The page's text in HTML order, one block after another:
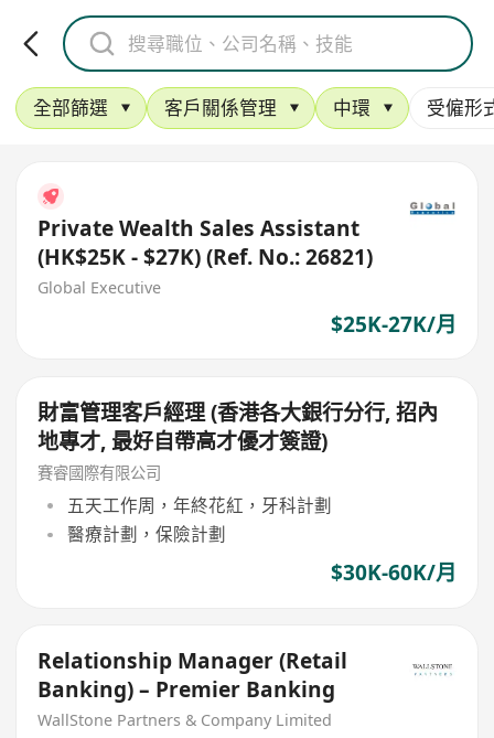
全部篩選 客戶關係管理 中環 受僱形
Private Wealth Sales Assistant
(HK$25K - $27K) (Ref. No.: 26821)
Global Executive
$25K-27K/月
財富管理客戶經理 (香港各大銀行分行, 招內
地專才, 最好自帶高才優才簽證)
賽睿國際有限公司
五天工作周，年終花紅，牙科計劃
醫療計劃，保險計劃
$30K-60K/月
Relationship Manager (Retail
Banking) – Premier Banking
WallStone Partners & Company Limited